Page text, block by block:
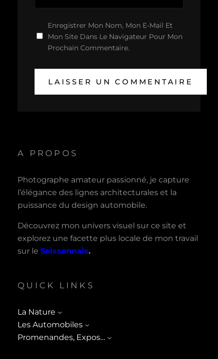
Enregistrer Mon Nom, Mon E-Mail Et
Mon Site Dans Le Navigateur Pour Mon
Prochain Commentaire.
A PROPOS
Photographe amateur passionné, je capture
l’élégance des lignes architecturales et la
puissance du design automobile.
Découvrez mon univers visuel sur ce site et
explorez une facette plus locale de mon travail
sur le Soissonnais.
QUICK LINKS
La Nature
Les Automobiles
Promenandes, Expos…